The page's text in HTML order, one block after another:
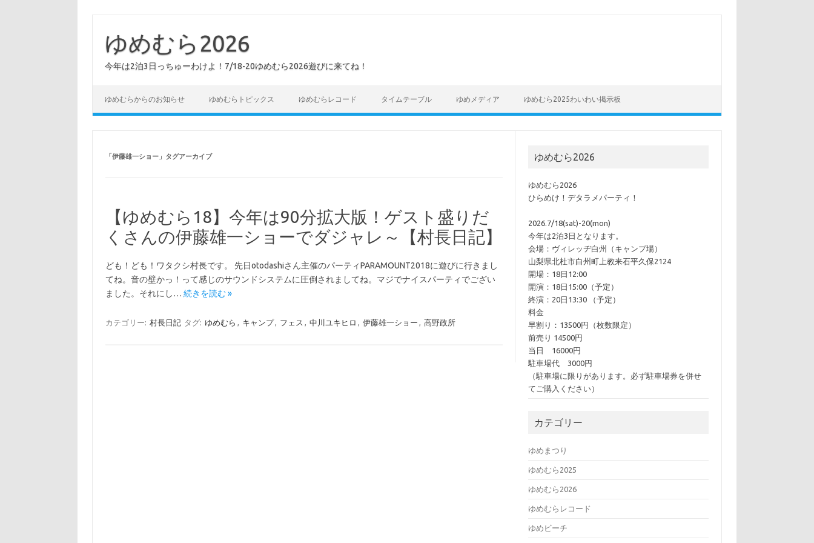
ゆめむら2026
今年は2泊3日っちゅーわけよ！7/18-20ゆめむら2026遊びに来てね！
ゆめむらからのお知らせ ゆめむらトピックス ゆめむらレコード タイムテーブル ゆめメディア ゆめむら2025わいわい掲示板
「伊藤雄一ショー」タグアーカイブ
【ゆめむら18】今年は90分拡大版！ゲスト盛りだ
くさんの伊藤雄一ショーでダジャレ～【村長日記】
ども！ども！ワタクシ村長です。 先日otodashiさん主催のパーティPARAMOUNT2018に遊びに行きまし
てね。音の壁かっ！って感じのサウンドシステムに圧倒されましてね。マジでナイスパーティでござい
ました。それにし… 続きを読む »
カテゴリー: 村長日記 タグ: ゆめむら , キャンプ, フェス , 中川ユキヒロ , 伊藤雄一ショー , 高野政所
ゆめむら2026
ゆめむら2026
ひらめけ！デタラメパーティ！
2026.7/18(sat)-20(mon)
今年は2泊3日となります。
会場：ヴィレッヂ白州（キャンプ場）
山梨県北杜市白州町上教来石平久保2124
開場：18日12:00
開演：18日15:00（予定）
終演：20日13:30 （予定）
料金
早割り：13500円（枚数限定）
前売り 14500円
当日 16000円
駐車場代 3000円
（駐車場に限りがあります。必ず駐車場券を併せ
てご購入ください）
カテゴリー
ゆめまつり
ゆめむら2025
ゆめむら2026
ゆめむらレコード
ゆめビーチ